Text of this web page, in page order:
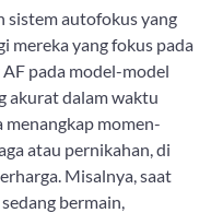
sistem autofokus yang
mereka yang fokus pada
pada model-model
akurat dalam waktu
momen-
atau pernikahan, di
Misalnya, saat
bermain,